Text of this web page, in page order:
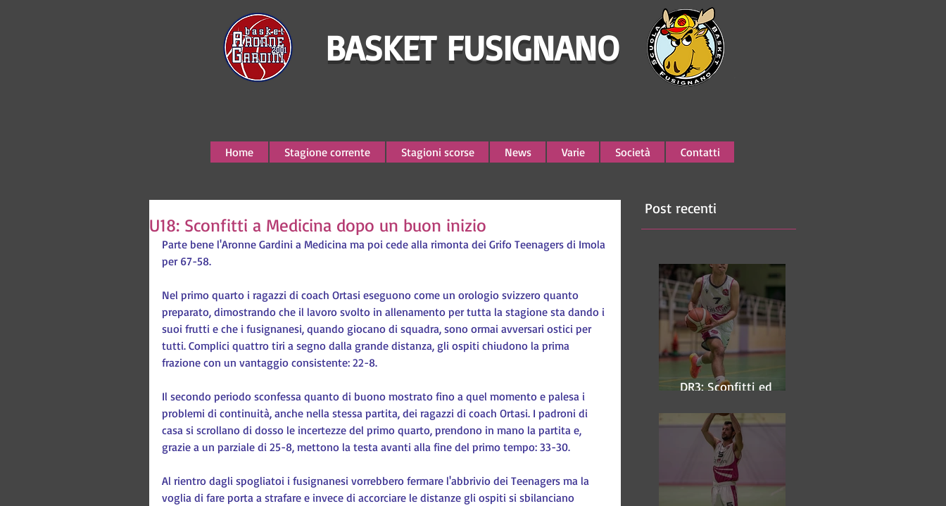
BASKET FUSIGNANO
Home Stagione corrente Stagioni scorse News Varie Società Contatti
U18: Sconfitti a Medicina dopo un buon inizio
Parte bene l'Aronne Gardini a Medicina ma poi cede alla rimonta dei Grifo Teenagers di Imola
per 67-58.
Nel primo quarto i ragazzi di coach Ortasi eseguono come un orologio svizzero quanto
preparato, dimostrando che il lavoro svolto in allenamento per tutta la stagione sta dando i
suoi frutti e che i fusignanesi, quando giocano di squadra, sono ormai avversari ostici per
tutti. Complici quattro tiri a segno dalla grande distanza, gli ospiti chiudono la prima
frazione con un vantaggio consistente: 22-8.
Il secondo periodo sconfessa quanto di buono mostrato fino a quel momento e palesa i
problemi di continuità, anche nella stessa partita, dei ragazzi di coach Ortasi. I padroni di
casa si scrollano di dosso le incertezze del primo quarto, prendono in mano la partita e,
grazie a un parziale di 25-8, mettono la testa avanti alla fine del primo tempo: 33-30.
Al rientro dagli spogliatoi i fusignanesi vorrebbero fermare l'abbrivio dei Teenagers ma la
voglia di fare porta a strafare e invece di accorciare le distanze gli ospiti si sbilanciano
Post recenti
DR3: Sconfitti ed